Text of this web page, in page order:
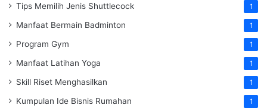
Tips Memilih Jenis Shuttlecock 1
Manfaat Bermain Badminton 1
Program Gym 1
Manfaat Latihan Yoga 1
Skill Riset Menghasilkan 1
Kumpulan Ide Bisnis Rumahan 1